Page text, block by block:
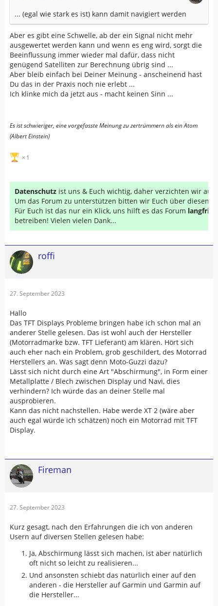
... (egal wie stark es ist) kann damit navigiert werden
Aber es gibt eine Schwelle, ab der ein Signal nicht mehr
ausgewertet werden kann und wenn es eng wird, sorgt die
Beeinflussung immer wieder mal dafür, dass nicht
genügend Satelliten zur Berechnung übrig sind ...
Aber bleib einfach bei Deiner Meinung - anscheinend hast
Du das in der Praxis noch nie erlebt ...
Ich klinke mich da jetzt aus - macht keinen Sinn ...
Es ist schwieriger, eine vorgefasste Meinung zu zertrümmern als ein Atom
(Albert Einstein)
1
Datenschutz ist uns & Euch wichtig, daher verzichten wir auf
Um das Forum zu unterstützen bitten wir Euch über diesen
Für Euch ist das nur ein Klick, uns hilft es das Forum
betreiben! Vielen vielen Dank...
roffi
27. September 2023
Hallo
Das TFT Displays Probleme bringen habe ich schon mal an
anderer Stelle gelesen. Das ist wohl auch der Hersteller
(Motorradmarke bzw. TFT Lieferant) am klären. Hört sich
auch eher nach ein Problem, grob geschildert, des Motorrad
Herstellers an. Was sagt denn Moto-Guzzi dazu?
Lässt sich nicht durch eine Art "Abschirmung", in Form einer
Metallplatte / Blech zwischen Display und Navi, dies
verhindern? Ich würde das an deiner Stelle mal
ausprobieren.
Kann das nicht nachstellen. Habe werde XT 2 (wäre aber
auch egal würde ich schätzen) noch ein Motorrad mit TFT
Display.
Fireman
27. September 2023
Kurz gesagt, nach den Erfahrungen die ich von anderen
Usern auf diversen Stellen gelesen habe:
Ja, Abschirmung lässt sich machen, ist aber natürlich
oft nicht so leicht zu realisieren...
Und ansonsten schiebt das natürlich einer auf den
anderen - die Hersteller auf Garmin und Garmin auf
die Hersteller...